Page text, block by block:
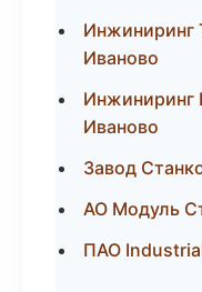
Иваново
Инжиниринг
Иваново
Завод
АО Модуль
ПАО